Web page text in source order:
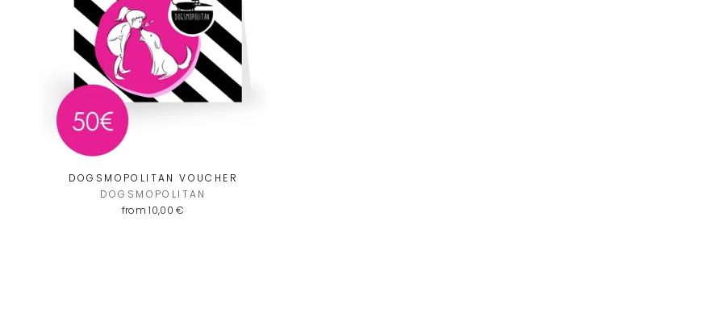
DOGSMOPOLITAN VOUCHER
DOGSMOPOLITAN
from 10,00 €